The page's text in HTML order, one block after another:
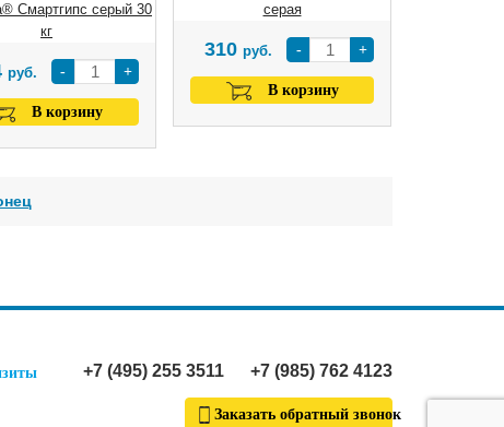
Смартгипс серый 30
кг
- +
руб.
В корзину
серая
- +
310 руб.
В корзину
+7 (495) 255 3511 +7 (985) 762 4123
Заказать обратный звонок